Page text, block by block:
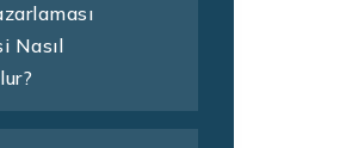
Nasıl